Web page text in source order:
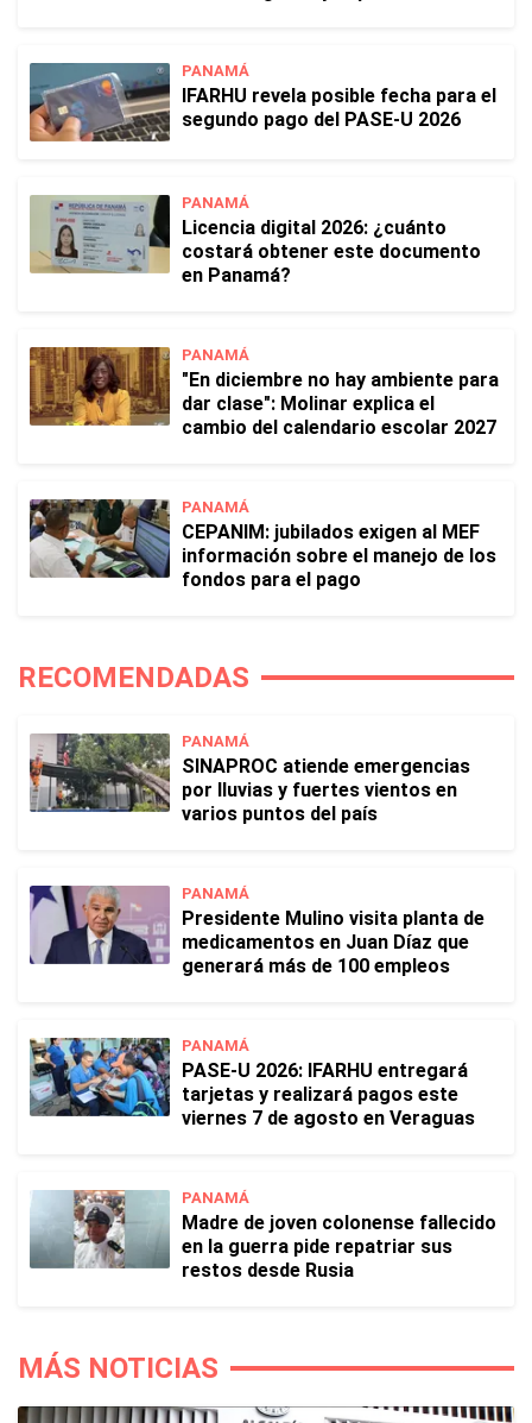
PANAMÁ
IFARHU revela posible fecha para el
segundo pago del PASE-U 2026
PANAMÁ
Licencia digital 2026: ¿cuánto
costará obtener este documento
en Panamá?
PANAMÁ
"En diciembre no hay ambiente para
dar clase": Molinar explica el
cambio del calendario escolar 2027
PANAMÁ
CEPANIM: jubilados exigen al MEF
información sobre el manejo de los
fondos para el pago
RECOMENDADAS
PANAMÁ
SINAPROC atiende emergencias
por lluvias y fuertes vientos en
varios puntos del país
PANAMÁ
Presidente Mulino visita planta de
medicamentos en Juan Díaz que
generará más de 100 empleos
PANAMÁ
PASE-U 2026: IFARHU entregará
tarjetas y realizará pagos este
viernes 7 de agosto en Veraguas
PANAMÁ
Madre de joven colonense fallecido
en la guerra pide repatriar sus
restos desde Rusia
MÁS NOTICIAS